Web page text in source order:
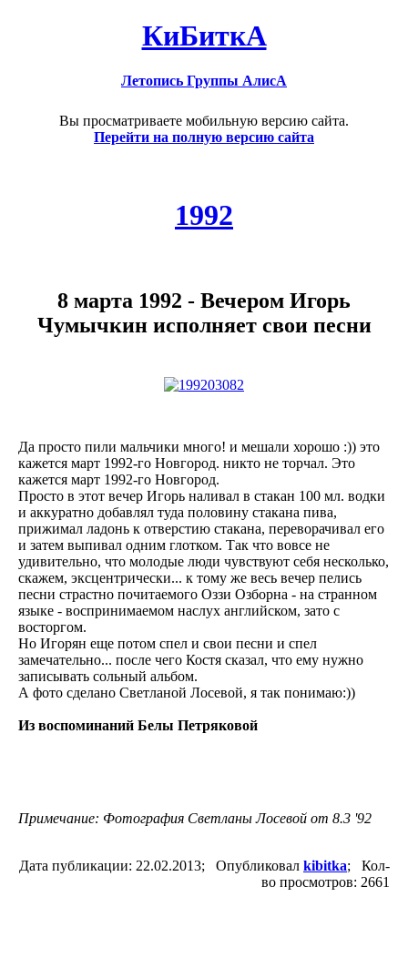
КиБиткА
Летопись Группы АлисА
Вы просматриваете мобильную версию сайта.
Перейти на полную версию сайта
1992
8 марта 1992 - Вечером Игорь
Чумычкин исполняет свои песни
Да просто пили мальчики много! и мешали хорошо :)) это
кажется март 1992-го Новгород. никто не торчал. Это
кажется март 1992-го Новгород.
Просто в этот вечер Игорь наливал в стакан 100 мл. водки
и аккуратно добавлял туда половину стакана пива,
прижимал ладонь к отверстию стакана, переворачивал его
и затем выпивал одним глотком. Так что вовсе не
удивительно, что молодые люди чувствуют себя несколько,
скажем, эксцентрически... к тому же весь вечер пелись
песни страстно почитаемого Оззи Озборна - на странном
языке - воспринимаемом наслух английском, зато с
восторгом.
Но Игорян еще потом спел и свои песни и спел
замечательно... после чего Костя сказал, что ему нужно
записывать сольный альбом.
А фото сделано Светланой Лосевой, я так понимаю:))
Из воспоминаний Белы Петряковой
Примечание: Фотография Светланы Лосевой от 8.3 '92
Дата публикации: 22.02.2013; Опубликовал kibitka; Кол-
во просмотров: 2661